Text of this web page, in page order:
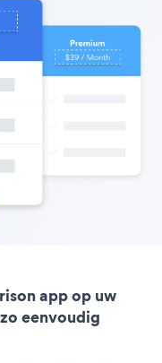
app op uw
eenvoudig